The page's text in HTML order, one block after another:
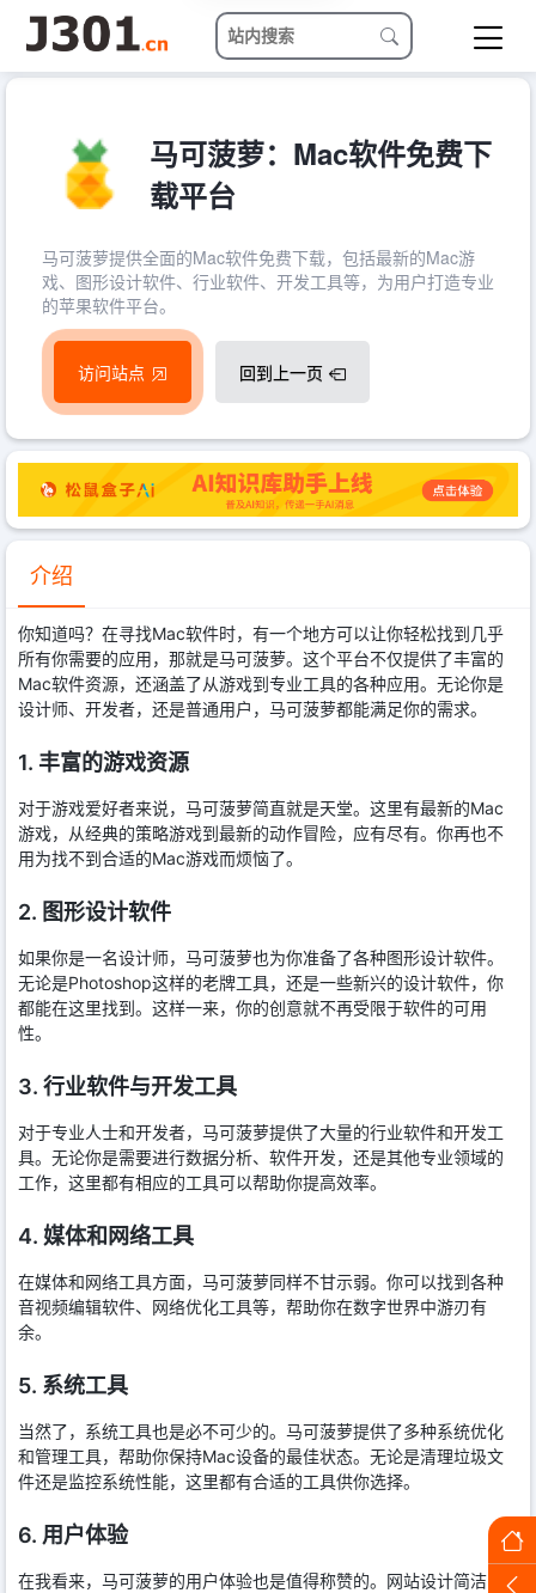
马可菠萝：Mac软件免费下
载平台
马可菠萝提供全面的Mac软件免费下载，包括最新的Mac游
戏、图形设计软件、行业软件、开发工具等，为用户打造专业
的苹果软件平台。
访问站点 回到上一页
介绍
你知道吗？在寻找Mac软件时，有一个地方可以让你轻松找到几乎
所有你需要的应用，那就是马可菠萝。这个平台不仅提供了丰富的
Mac软件资源，还涵盖了从游戏到专业工具的各种应用。无论你是
设计师、开发者，还是普通用户，马可菠萝都能满足你的需求。
1. 丰富的游戏资源
对于游戏爱好者来说，马可菠萝简直就是天堂。这里有最新的Mac
游戏，从经典的策略游戏到最新的动作冒险，应有尽有。你再也不
用为找不到合适的Mac游戏而烦恼了。
2. 图形设计软件
如果你是一名设计师，马可菠萝也为你准备了各种图形设计软件。
无论是Photoshop这样的老牌工具，还是一些新兴的设计软件，你
都能在这里找到。这样一来，你的创意就不再受限于软件的可用
性。
3. 行业软件与开发工具
对于专业人士和开发者，马可菠萝提供了大量的行业软件和开发工
具。无论你是需要进行数据分析、软件开发，还是其他专业领域的
工作，这里都有相应的工具可以帮助你提高效率。
4. 媒体和网络工具
在媒体和网络工具方面，马可菠萝同样不甘示弱。你可以找到各种
音视频编辑软件、网络优化工具等，帮助你在数字世界中游刃有
余。
5. 系统工具
当然了，系统工具也是必不可少的。马可菠萝提供了多种系统优化
和管理工具，帮助你保持Mac设备的最佳状态。无论是清理垃圾文
件还是监控系统性能，这里都有合适的工具供你选择。
6. 用户体验
在我看来，马可菠萝的用户体验也是值得称赞的。网站设计简洁明